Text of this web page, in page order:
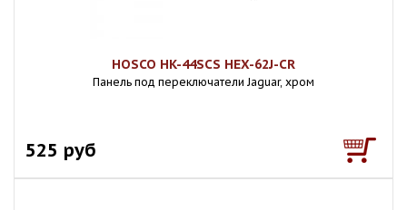
HOSCO HK-44SCS HEX-62J-CR
Панель под переключатели Jaguar, хром
525 руб